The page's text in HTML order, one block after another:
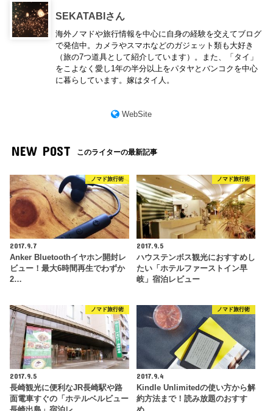
SEKATABIさん
海外ノマドや旅行情報を中心に自身の経験を交えてブログ
で発信中。カメラやスマホなどのガジェット類も大好き
（旅の7つ道具として紹介しています）。また、「タイ」
をこよなく愛し1年の半分以上をパタヤとバンコクを中心
に暮らしています。嫁はタイ人。
WebSite
NEW POST このライターの最新記事
ノマド旅行術
2017.9.7
Anker Bluetoothイヤホン開封レ
ビュー！最大6時間再生でわずか
2…
ノマド旅行術
2017.9.5
ハウステンボス観光におすすめし
たい「ホテルファーストイン早
岐」宿泊レビュー
ノマド旅行術
2017.9.5
長崎観光に便利なJR長崎駅や路
面電車すぐの「ホテルベルビュー
ノマド旅行術
2017.9.4
Kindle Unlimitedの使い方から解
約方法まで！読み放題のおすす